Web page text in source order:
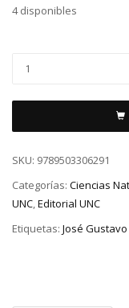
4 disponibles
SKU: 9789503306291
Categorías: Ciencias
UNC,Editorial UNC
Etiquetas: José